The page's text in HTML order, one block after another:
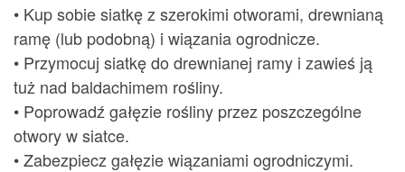
• Kup sobie siatkę z szerokimi otworami, drewnianą
ramę (lub podobną) i wiązania ogrodnicze.
• Przymocuj siatkę do drewnianej ramy i zawieś ją
tuż nad baldachimem rośliny.
• Poprowadź gałęzie rośliny przez poszczególne
otwory w siatce.
• Zabezpiecz gałęzie wiązaniami ogrodniczymi.